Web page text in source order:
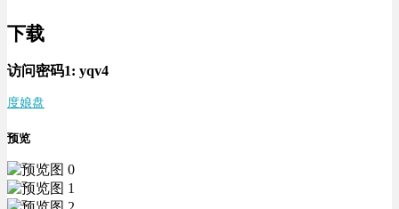
下载
访问密码1: yqv4
度娘盘
预览